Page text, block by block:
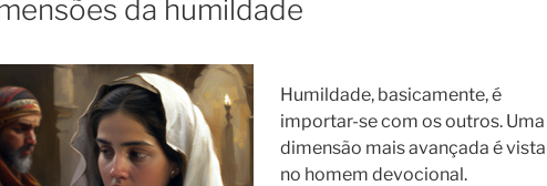
da humildade
Humildade, basicamente, é
importar-se com os outros. Uma
dimensão mais avançada é vista
no homem devocional.